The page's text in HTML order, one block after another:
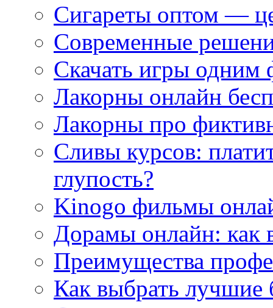
Сигареты оптом —
Современные
Скачать игры одним
Лакорны онлайн
Лакорны про
Сливы курсов:
глупость?
Kinogo фильмы
Дорамы онлайн: как
Преимущества
Как выбрать